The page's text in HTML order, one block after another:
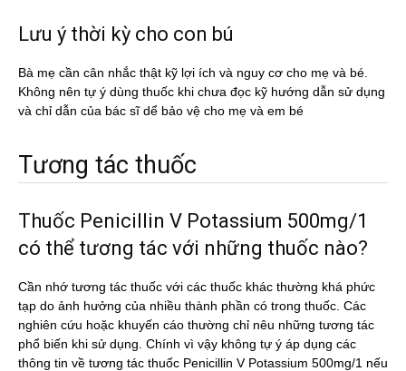
Lưu ý thời kỳ cho con bú
Bà mẹ cần cân nhắc thật kỹ lợi ích và nguy cơ cho mẹ và bé.
Không nên tự ý dùng thuốc khi chưa đọc kỹ hướng dẫn sử dụng
và chỉ dẫn của bác sĩ dể bảo vệ cho mẹ và em bé
Tương tác thuốc
Thuốc Penicillin V Potassium 500mg/1
có thể tương tác với những thuốc nào?
Cần nhớ tương tác thuốc với các thuốc khác thường khá phức
tạp do ảnh hưởng của nhiều thành phần có trong thuốc. Các
nghiên cứu hoặc khuyến cáo thường chỉ nêu những tương tác
phổ biến khi sử dụng. Chính vì vậy không tự ý áp dụng các
thông tin về tương tác thuốc Penicillin V Potassium 500mg/1 nếu